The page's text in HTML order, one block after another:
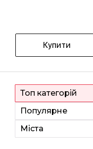
Купити
Топ категорій
Популярне
Міста